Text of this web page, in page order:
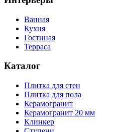
Ванная
Кухня
Гостиная
Терраса
Каталог
Плитка для стен
Плитка для пола
Керамогранит
Керамогранит 20 мм
Клинкер